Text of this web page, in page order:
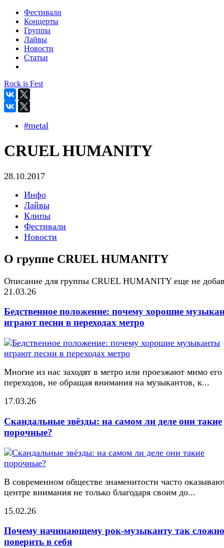
Фестивали
Концерты
Группы
Лайвы
Новости
Статьи
Rock is Fest
#metal
CRUEL HUMANITY
28.10.2017
Инфо
Лайвы
Клипы
Фестивали
Новости
О группе CRUEL HUMANITY
Описание для группы CRUEL HUMANITY еще не
21.03.26
Бедственное положение: почему хорошие
играют песни в переходах метро
Многие из нас заходят в метро или проезжают мимо его
переходов, не обращая внимания на музыкантов, к...
17.03.26
Скандальные звёзды: на самом ли деле они такие
порочные?
В современном обществе знаменитости часто
центре внимания не только благодаря своим до...
15.02.26
Почему начинающему рок-музыканту так сложно
поверить в себя